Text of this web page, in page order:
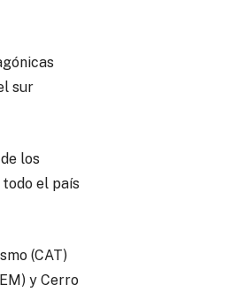
sur
los
el país
(CAT)
y Cerro